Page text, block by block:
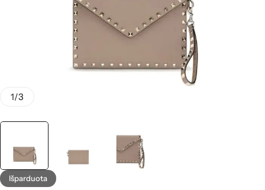
1/3
Išparduota